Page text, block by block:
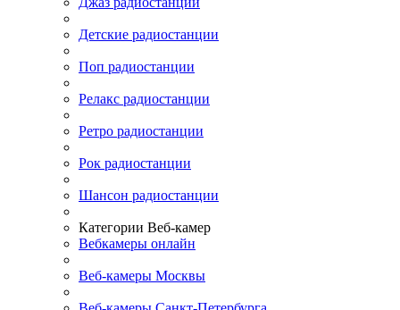
Детские радиостанции
Поп радиостанции
Релакс радиостанции
Ретро радиостанции
Рок радиостанции
Шансон радиостанции
Категории Веб-камер
Вебкамеры онлайн
Веб-камеры Москвы